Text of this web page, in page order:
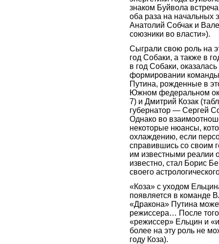
знаком Буйвола
оба раза на начальных
Анатолий Собчак и
союзники во власти»).
Сыграли свою роль на
год Собаки, а также в
в год Собаки,
формировании
Путина, рожденные в
Южном федеральном
7) и Дмитрий Козак
губернатор — Сергей
Однако во
некоторые нюансы,
охлаждению, если
справившись со своим
им известными реалии
известно, стал Борис
своего
«Коза» с уходом
появляется в команде
«Дракона» Путина
режиссера… После
«режиссер» Ельцин и
более на эту роль не
году Коза).